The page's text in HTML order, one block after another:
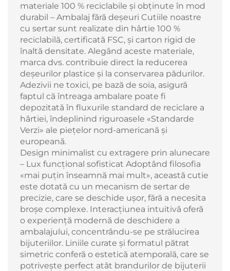
materiale 100 % reciclabile și obținute în mod
durabil – Ambalaj fără deșeuri Cutiile noastre
cu sertar sunt realizate din hârtie 100 %
reciclabilă, certificată FSC, și carton rigid de
înaltă densitate. Alegând aceste materiale,
marca dvs. contribuie direct la reducerea
deșeurilor plastice și la conservarea pădurilor.
Adezivii ne toxici, pe bază de soia, asigură
faptul că întreaga ambalare poate fi
depozitată în fluxurile standard de reciclare a
hârtiei, îndeplinind riguroasele «Standarde
Verzi» ale piețelor nord-americană și
europeană.
Design minimalist cu extragere prin alunecare
– Lux funcțional sofisticat Adoptând filosofia
«mai puțin înseamnă mai mult», această cutie
este dotată cu un mecanism de sertar de
precizie, care se deschide ușor, fără a necesita
broșe complexe. Interacțiunea intuitivă oferă
o experiență modernă de deschidere a
ambalajului, concentrându-se pe strălucirea
bijuteriilor. Liniile curate și formatul pătrat
simetric conferă o estetică atemporală, care se
potrivește perfect atât brandurilor de bijuterii